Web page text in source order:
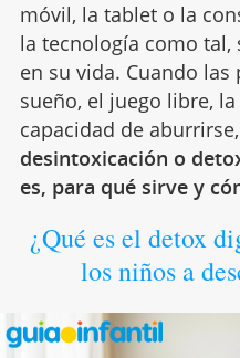
móvil, la tablet o la
la tecnología como
en su vida. Cuando
sueño, el juego libre,
capacidad de
desintoxicación o
es, para qué sirve y
¿Qué es el detox
los niños a